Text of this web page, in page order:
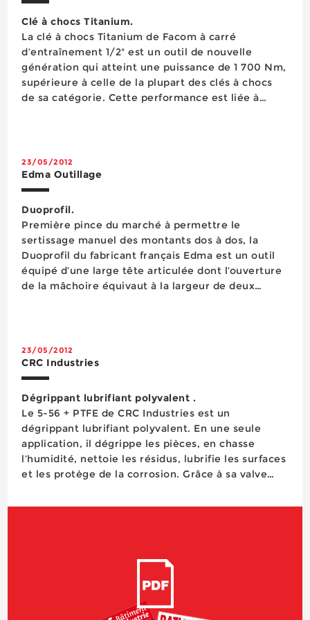
Clé à chocs Titanium.
La clé à chocs Titanium de Facom à carré
d’entraînement 1/2" est un outil de nouvelle
génération qui atteint une puissance de 1 700 Nm,
supérieure à celle de la plupart des clés à chocs
de sa catégorie. Cette performance est liée à
23/05/2012
Edma Outillage
Duoprofil.
Première pince du marché à permettre le
sertissage manuel des montants dos à dos, la
Duoprofil du fabricant français Edma est un outil
équipé d’une large tête articulée dont l’ouverture
de la mâchoire équivaut à la largeur de deux
23/05/2012
CRC Industries
Dégrippant lubrifiant polyvalent .
Le 5-56 + PTFE de CRC Industries est un
dégrippant lubrifiant polyvalent. En une seule
application, il dégrippe les pièces, en chasse
l’humidité, nettoie les résidus, lubrifie les surfaces
et les protège de la corrosion. Grâce à sa valve
réalisée et dans des conditions de sécurité